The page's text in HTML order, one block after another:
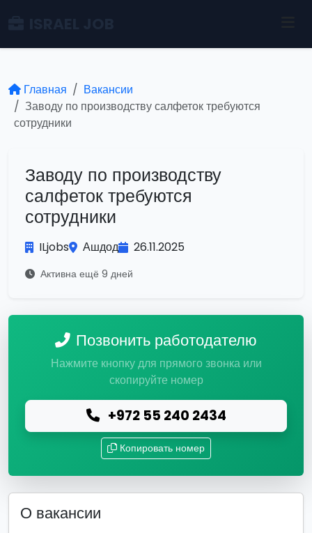
Главная
Вакансии
Заводу по производству салфеток требуются
сотрудники
Заводу по производству
салфеток требуются
сотрудники
ILjobs Ашдод 26.11.2025
Активна ещё 9 дней
Позвонить работодателю
Нажмите кнопку для прямого звонка или
скопируйте номер
+972 55 240 2434
Копировать номер
О вакансии